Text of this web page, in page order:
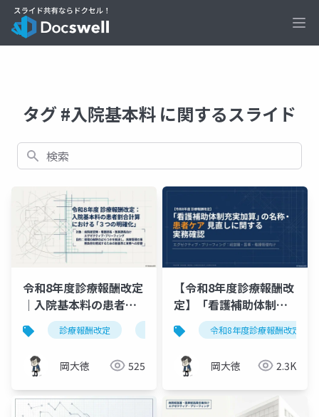
タグ #入院基本料 に関するスライド
検索
令和8年度診療報酬改定
｜入院基本料の患者割
合計算「3つの明確化」
を図解
診療報酬改定 入院基本料 特定入院料
岡大徳 525
【令和8年度診療報酬改
定】「看護補助体制充
実加算」の名称・患者
ケア見直しに関する実
務確認
令和8年度診療報酬改定
岡大徳 2.3K